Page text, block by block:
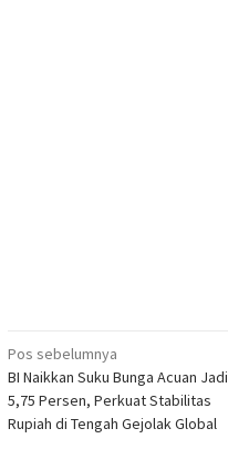
Navigasi
pos
Pos sebelumnya
BI Naikkan Suku Bunga Acuan Jadi
5,75 Persen, Perkuat Stabilitas
Rupiah di Tengah Gejolak Global